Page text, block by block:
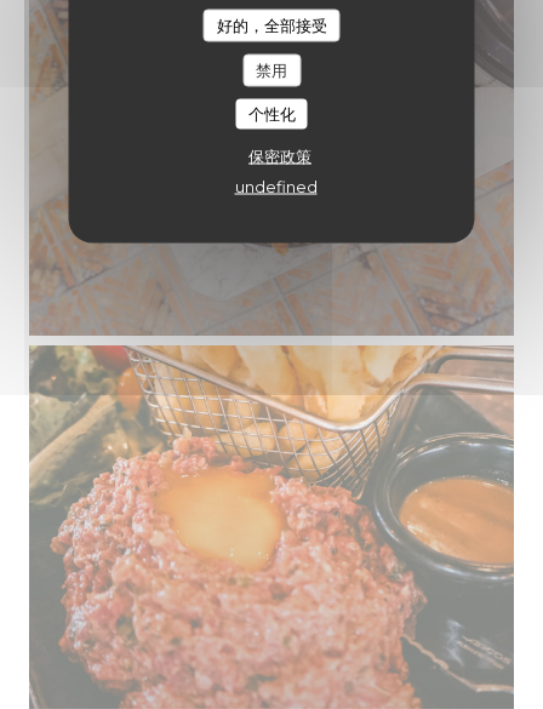
好的，全部接受
禁用
个性化
保密政策
undefined